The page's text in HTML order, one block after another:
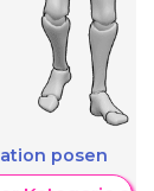
posen